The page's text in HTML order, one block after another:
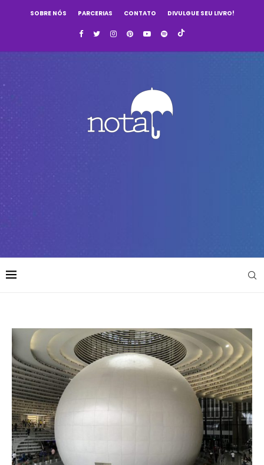
SOBRE NÓS PARCERIAS CONTATO DIVULGUE SEU LIVRO!